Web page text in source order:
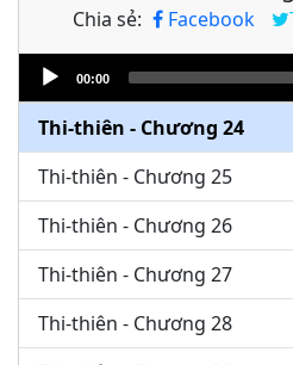
Chia sẻ: Facebook
Audio
Player
00:00
Thi-thiên - Chương 22
Thi-thiên - Chương 23
Thi-thiên - Chương 24
Thi-thiên - Chương 25
Thi-thiên - Chương 26
Thi-thiên - Chương 27
Thi-thiên - Chương 28